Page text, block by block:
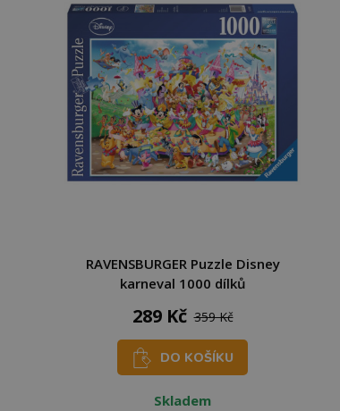
RAVENSBURGER Puzzle Disney
karneval 1000 dílků
289 Kč 359 Kč
DO KOŠÍKU
Skladem